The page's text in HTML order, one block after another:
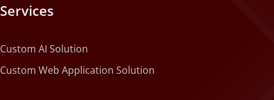
Services
Custom AI Solution
Custom Web Application Solution